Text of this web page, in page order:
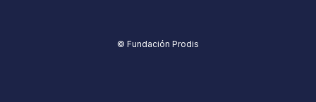
© Fundación Prodis